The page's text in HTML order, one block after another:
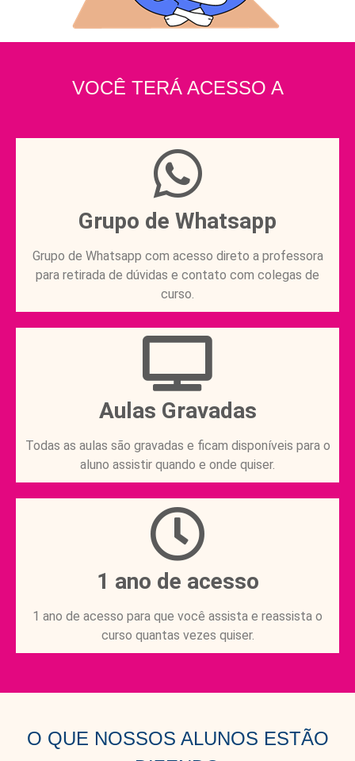
VOCÊ TERÁ ACESSO A
Grupo de Whatsapp
Grupo de Whatsapp com acesso direto a professora
para retirada de dúvidas e contato com colegas de
curso.
Aulas Gravadas
Todas as aulas são gravadas e ficam disponíveis para o
aluno assistir quando e onde quiser.
1 ano de acesso
1 ano de acesso para que você assista e reassista o
curso quantas vezes quiser.
O QUE NOSSOS ALUNOS ESTÃO